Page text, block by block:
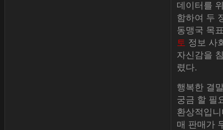
데이터를
함하여 두
동맹국 목
토 정보 사
자신감을
렸다.
행복한 결
궁금 할 필
환상적입
매 판매가